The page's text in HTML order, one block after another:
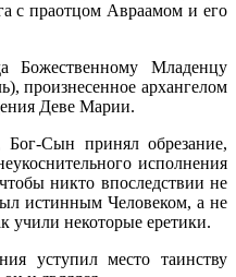
с праотцом Авраамом и его
Божественному Младенцу
произнесенное архангелом
Деве Марии.
Сын принял обрезание,
исполнения
никто впоследствии не
истинным Человеком, а не
учили некоторые еретики.
уступил место таинству